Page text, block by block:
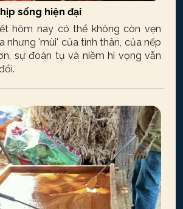
sống hiện đại
hôm nay có thể không còn vẹn
nhưng 'mùi' của tình thân, của nếp
sự đoàn tụ và niềm hi vọng vẫn